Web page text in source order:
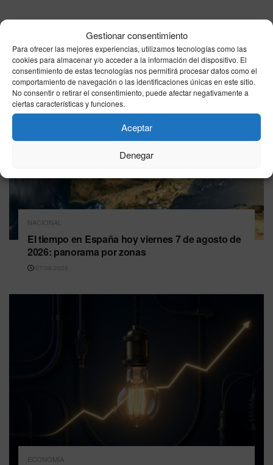
Gestionar consentimiento
Para ofrecer las mejores experiencias, utilizamos tecnologías como las
cookies para almacenar y/o acceder a la información del dispositivo. El
consentimiento de estas tecnologías nos permitirá procesar datos como el
comportamiento de navegación o las identificaciones únicas en este sitio.
No consentir o retirar el consentimiento, puede afectar negativamente a
ciertas características y funciones.
Aceptar
Denegar
NACIONAL
El tiempo en España hoy viernes 7 de agosto de
2026: panorama por zonas
07/08/2026
ECONOMÍA